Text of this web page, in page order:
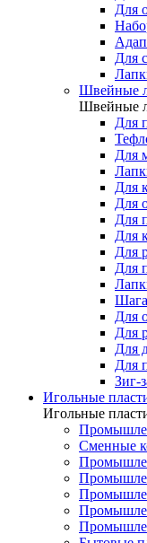
Для
Для
Швейные
Швейные
Для
Для
Для
Для
Для
Для
Для
Для
Для
Для
Для
Для
Зиг-
Игольные
Игольные
Сменные